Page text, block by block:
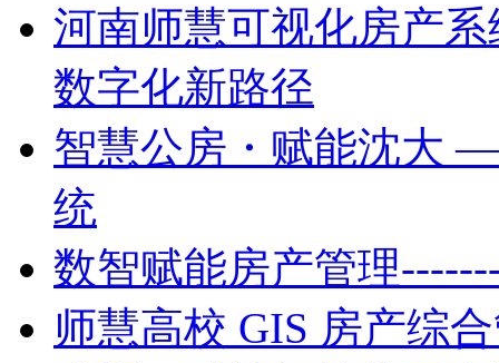
河南师慧可视化房产
数字化新路径
智慧公房・赋能沈大
统
数智赋能房产管理
师慧高校 GIS 房产综